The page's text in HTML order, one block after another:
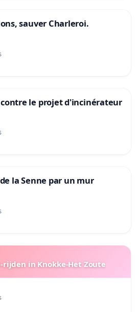
sauver Charleroi.
le projet d'incinérateur
la Senne par un mur
rijden in Knokke-Het Zoute